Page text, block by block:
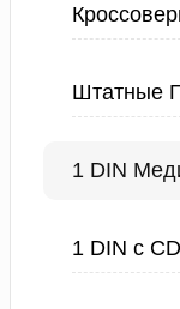
Штатные
1 DIN
1 DIN с CD